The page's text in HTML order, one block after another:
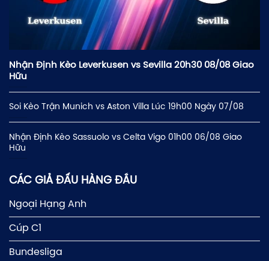
Nhận Định Kèo Leverkusen vs Sevilla 20h30 08/08 Giao
Hữu
Soi Kèo Trận Munich vs Aston Villa Lúc 19h00 Ngày 07/08
Nhận Định Kèo Sassuolo vs Celta Vigo 01h00 06/08 Giao
Hữu
CÁC GIẢ ĐẤU HÀNG ĐẦU
Ngoại Hạng Anh
Cúp C1
Bundesliga